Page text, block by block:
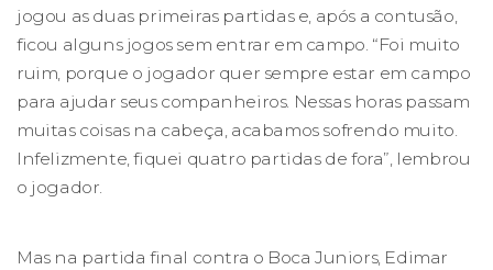
jogou as duas primeiras partidas e, após a contusão,
ficou alguns jogos sem entrar em campo. “Foi muito
ruim, porque o jogador quer sempre estar em campo
para ajudar seus companheiros. Nessas horas passam
muitas coisas na cabeça, acabamos sofrendo muito.
Infelizmente, fiquei quatro partidas de fora”, lembrou
o jogador.
Mas na partida final contra o Boca Juniors, Edimar